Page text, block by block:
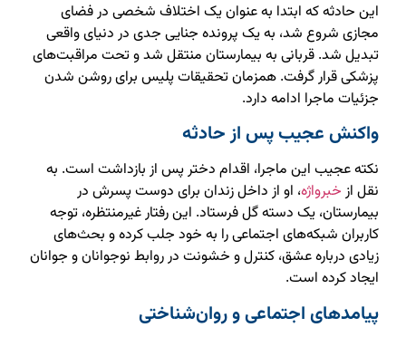
این حادثه که ابتدا به عنوان یک اختلاف شخصی در فضای
مجازی شروع شد، به یک پرونده جنایی جدی در دنیای واقعی
تبدیل شد. قربانی به بیمارستان منتقل شد و تحت مراقبت‌های
پزشکی قرار گرفت. همزمان تحقیقات پلیس برای روشن شدن
جزئیات ماجرا ادامه دارد.
واکنش عجیب پس از حادثه
نکته عجیب این ماجرا، اقدام دختر پس از بازداشت است. به
نقل از خبرواژه، او از داخل زندان برای دوست پسرش در
بیمارستان، یک دسته گل فرستاد. این رفتار غیرمنتظره، توجه
کاربران شبکه‌های اجتماعی را به خود جلب کرده و بحث‌های
زیادی درباره عشق، کنترل و خشونت در روابط نوجوانان و جوانان
ایجاد کرده است.
پیامدهای اجتماعی و روان‌شناختی